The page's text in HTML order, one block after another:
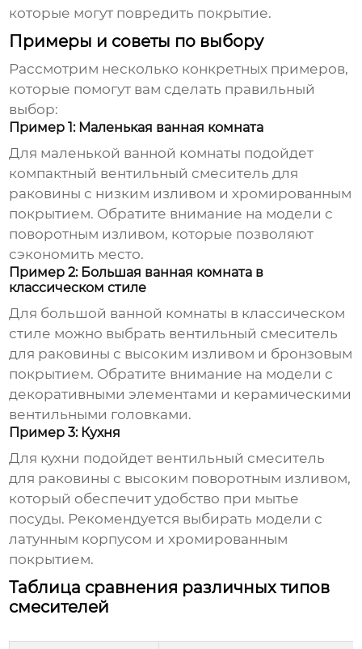
которые могут повредить покрытие.
Примеры и советы по выбору
Рассмотрим несколько конкретных примеров,
которые помогут вам сделать правильный
выбор:
Пример 1: Маленькая ванная комната
Для маленькой ванной комнаты подойдет
компактный вентильный смеситель для
раковины с низким изливом и хромированным
покрытием. Обратите внимание на модели с
поворотным изливом, которые позволяют
сэкономить место.
Пример 2: Большая ванная комната в
классическом стиле
Для большой ванной комнаты в классическом
стиле можно выбрать вентильный смеситель
для раковины с высоким изливом и бронзовым
покрытием. Обратите внимание на модели с
декоративными элементами и керамическими
вентильными головками.
Пример 3: Кухня
Для кухни подойдет вентильный смеситель
для раковины с высоким поворотным изливом,
который обеспечит удобство при мытье
посуды. Рекомендуется выбирать модели с
латунным корпусом и хромированным
покрытием.
Таблица сравнения различных типов
смесителей